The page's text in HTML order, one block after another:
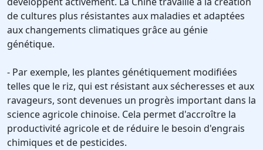
de cultures plus résistantes aux maladies et adaptées
aux changements climatiques grâce au génie
génétique.
- Par exemple, les plantes génétiquement modifiées
telles que le riz, qui est résistant aux sécheresses et aux
ravageurs, sont devenues un progrès important dans la
science agricole chinoise. Cela permet d'accroître la
productivité agricole et de réduire le besoin d'engrais
chimiques et de pesticides.